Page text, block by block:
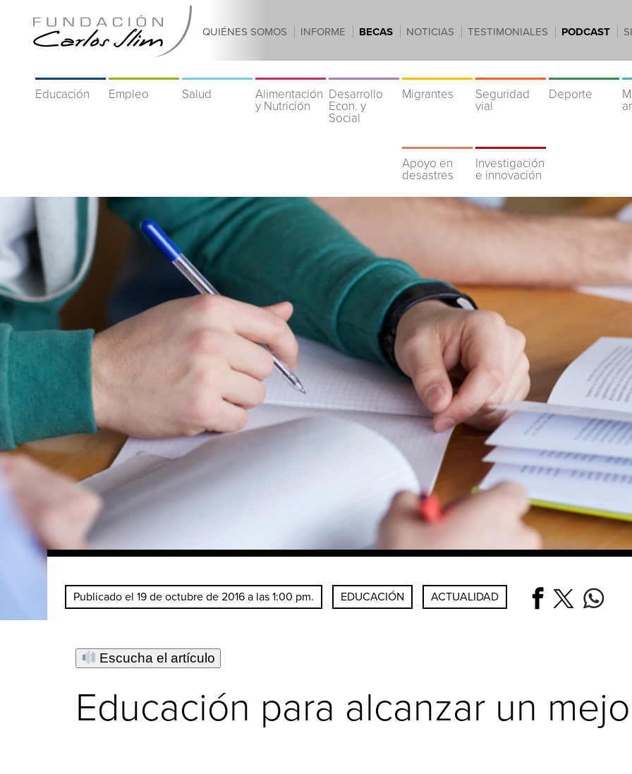
QUIÉNES SOMOS INFORME BECAS NOTICIAS TESTIMONIALES PODCAST
Educación Empleo Salud
Alimentación
y Nutrición
Desarrollo
Econ. y
Social
Migrantes
Seguridad
vial
Deporte
Apoyo en
desastres
Investigación
e innovación
Publicado el 19 de octubre de 2016 a las 1:00 pm. EDUCACIÓN ACTUALIDAD
Escucha el artículo
Educación para alcanzar un